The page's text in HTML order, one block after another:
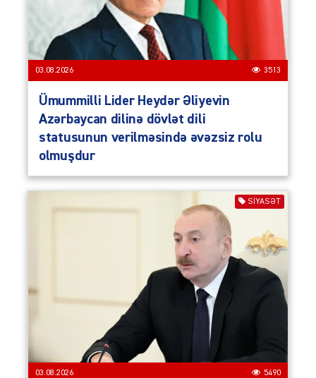
03.08.2026 3513
Ümummilli Lider Heydər Əliyevin
Azərbaycan dilinə dövlət dili
statusunun verilməsində əvəzsiz rolu
olmuşdur
SIYASƏT
03.08.2026 5490